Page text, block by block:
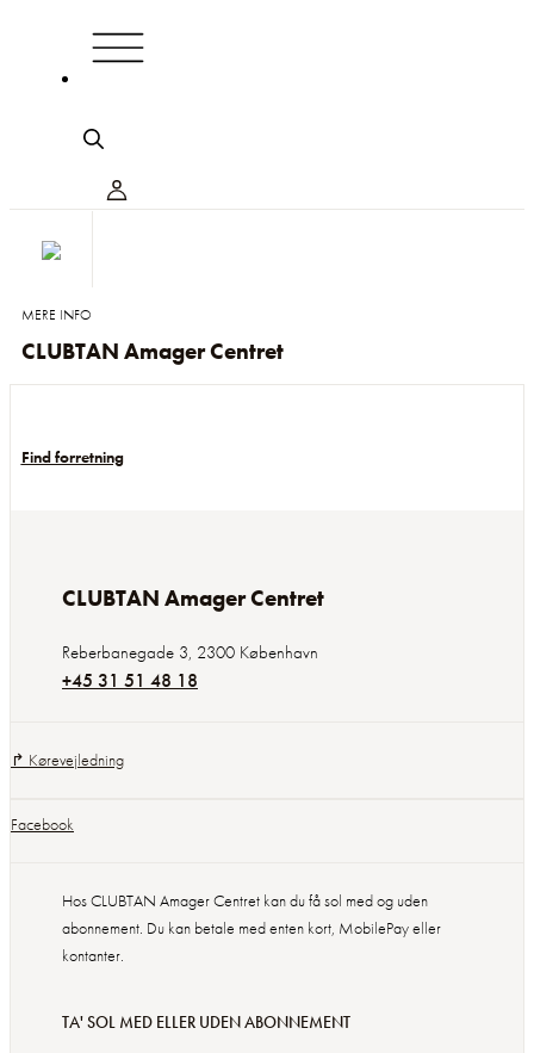
MERE INFO
CLUBTAN Amager Centret
Find forretning
CLUBTAN Amager Centret
Reberbanegade 3, 2300 København
+45 31 51 48 18
↱ Kørevejledning
Facebook
Hos CLUBTAN Amager Centret kan du få sol med og uden
abonnement. Du kan betale med enten kort, MobilePay eller
kontanter.
TA' SOL MED ELLER UDEN ABONNEMENT